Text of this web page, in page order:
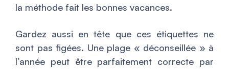
la méthode fait les bonnes vacances.
Gardez aussi en tête que ces étiquettes ne
sont pas figées. Une plage « déconseillée » à
l’année peut être parfaitement correcte par